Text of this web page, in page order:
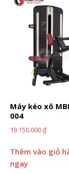
Máy kéo xô
004
19.150.000₫
Thêm vào giỏ
ngay